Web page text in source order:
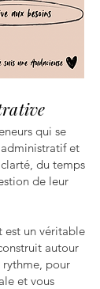
qui se
et
du temps
de leur
est un véritable
autour
rythme, pour
et vous